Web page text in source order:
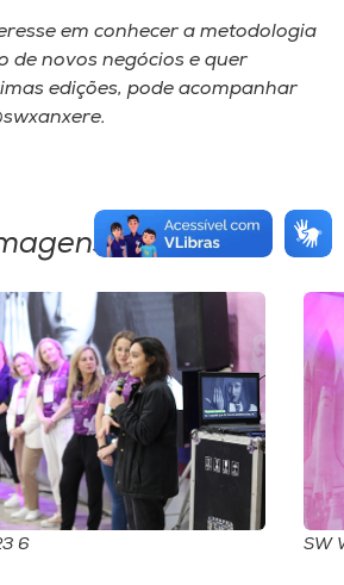
em conhecer a metodologia
de novos negócios e quer
edições, pode acompanhar
6 SW